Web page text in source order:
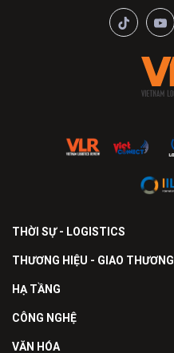
THỜI SỰ - LOGISTICS
THƯƠNG HIỆU - GIAO THƯƠNG
HẠ TẦNG
CÔNG NGHỆ
VĂN HÓA